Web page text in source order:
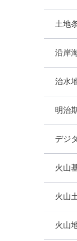
土地
沿岸
治水
明治
デジ
火山
火山
火山